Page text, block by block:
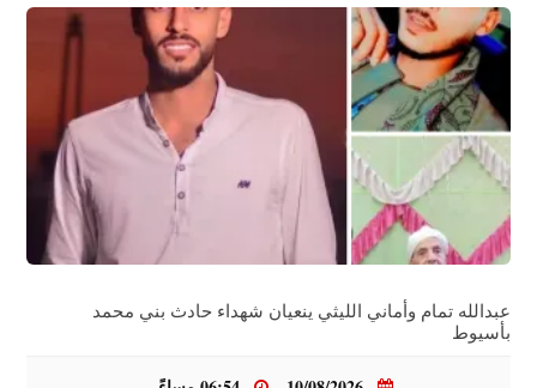
عبدالله تمام وأماني الليثي ينعيان شهداء حادث بني محمد
بأسيوط